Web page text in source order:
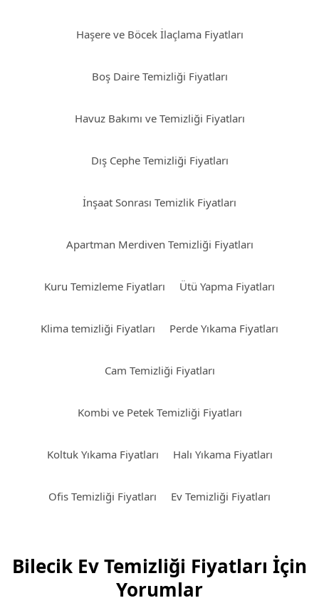
Haşere ve Böcek İlaçlama Fiyatları
Boş Daire Temizliği Fiyatları
Havuz Bakımı ve Temizliği Fiyatları
Dış Cephe Temizliği Fiyatları
İnşaat Sonrası Temizlik Fiyatları
Apartman Merdiven Temizliği Fiyatları
Kuru Temizleme Fiyatları Ütü Yapma Fiyatları
Klima temizliği Fiyatları Perde Yıkama Fiyatları
Cam Temizliği Fiyatları
Kombi ve Petek Temizliği Fiyatları
Koltuk Yıkama Fiyatları Halı Yıkama Fiyatları
Ofis Temizliği Fiyatları Ev Temizliği Fiyatları
Bilecik Ev Temizliği Fiyatları İçin
Yorumlar